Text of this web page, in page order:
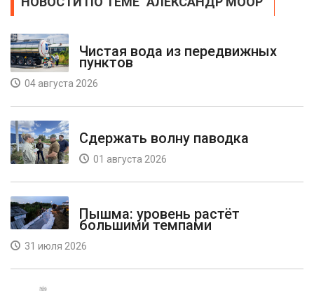
Чистая вода из передвижных
пунктов
04 августа 2026
Сдержать волну паводка
01 августа 2026
Пышма: уровень растёт
большими темпами
31 июля 2026